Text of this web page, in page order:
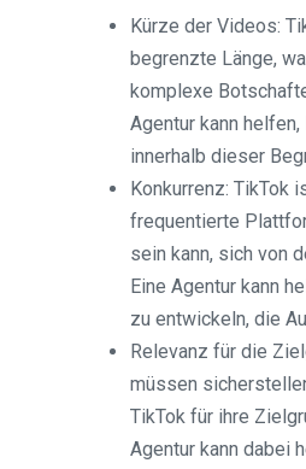
Kürze der Videos:
begrenzte Länge,
komplexe
Agentur kann
innerhalb dieser
Konkurrenz: TikTok
frequentierte
sein kann, sich von
Eine Agentur kann
zu entwickeln, die
Relevanz für die
müssen
TikTok für ihre
Agentur kann dabei